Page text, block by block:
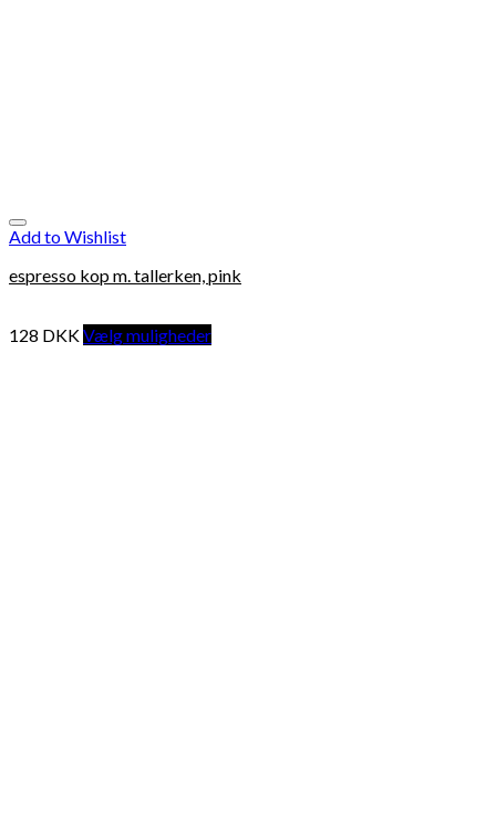
Add to Wishlist
espresso kop m. tallerken, pink
128 DKKVælg muligheder